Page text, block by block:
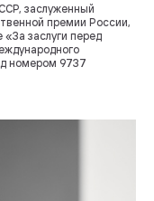
заслуженный
премии России,
заслуги перед
номером 9737